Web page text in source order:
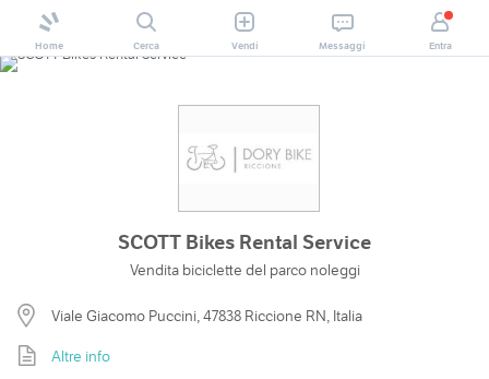
Home Cerca Vendi Messaggi Entra
SCOTT Bikes Rental Service
Vendita biciclette del parco noleggi
Viale Giacomo Puccini, 47838 Riccione RN, Italia
Altre info